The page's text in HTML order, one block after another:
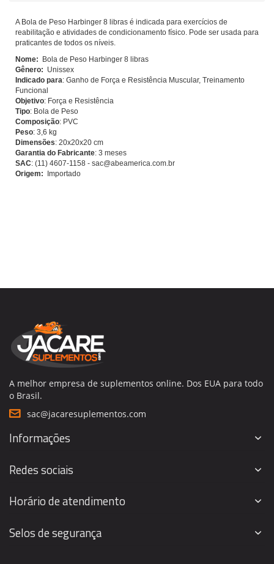
A Bola de Peso Harbinger 8 libras é indicada para exercícios de
reabilitação e atividades de condicionamento físico. Pode ser usada para
praticantes de todos os níveis.
Nome: Bola de Peso Harbinger 8 libras
Gênero: Unissex
Indicado para: Ganho de Força e Resistência Muscular, Treinamento
Funcional
Objetivo: Força e Resistência
Tipo: Bola de Peso
Composição: PVC
Peso: 3,6 kg
Dimensões: 20x20x20 cm
Garantia do Fabricante: 3 meses
SAC: (11) 4607-1158 - sac@abeamerica.com.br
Origem: Importado
A melhor empresa de suplementos online. Dos EUA para todo
o Brasil.
sac@jacaresuplementos.com
Informações
Redes sociais
Horário de atendimento
Selos de segurança